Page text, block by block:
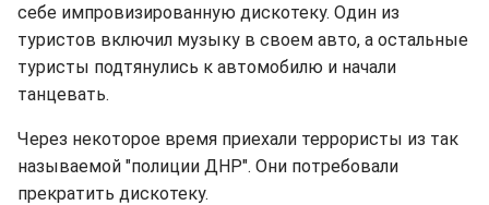
себе импровизированную дискотеку. Один из
туристов включил музыку в своем авто, а остальные
туристы подтянулись к автомобилю и начали
танцевать.
Через некоторое время приехали террористы из так
называемой "полиции ДНР". Они потребовали
прекратить дискотеку.